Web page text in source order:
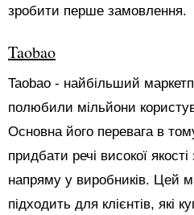
зробити перше замовлення.
Taobao
Taobao - найбільший
полюбили мільйони
Основна його перевага в
придбати речі високої
напряму у виробників. Цей
підходить для клієнтів, які